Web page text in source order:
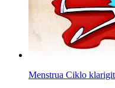
Menstrua Ciklo